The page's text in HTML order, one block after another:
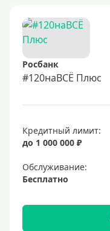
Росбанк
#120наВСЁ Плюс
Кредитный лимит:
до 1 000 000 ₽
Обслуживание:
Бесплатно